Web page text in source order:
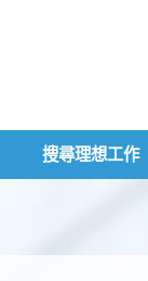
搜尋理想工作